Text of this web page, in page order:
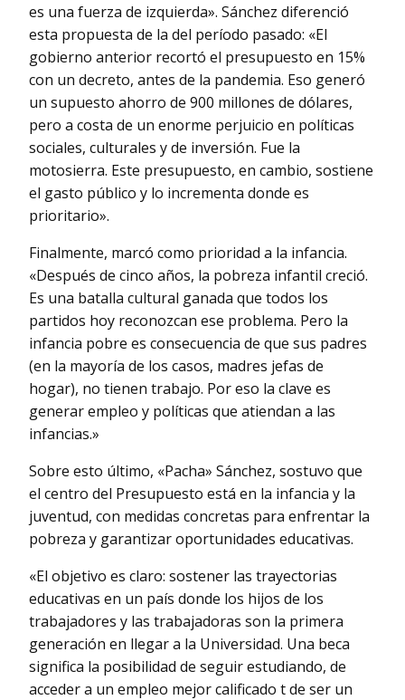
es una fuerza de izquierda». Sánchez diferenció
esta propuesta de la del período pasado: «El
gobierno anterior recortó el presupuesto en 15%
con un decreto, antes de la pandemia. Eso generó
un supuesto ahorro de 900 millones de dólares,
pero a costa de un enorme perjuicio en políticas
sociales, culturales y de inversión. Fue la
motosierra. Este presupuesto, en cambio, sostiene
el gasto público y lo incrementa donde es
prioritario».
Finalmente, marcó como prioridad a la infancia.
«Después de cinco años, la pobreza infantil creció.
Es una batalla cultural ganada que todos los
partidos hoy reconozcan ese problema. Pero la
infancia pobre es consecuencia de que sus padres
(en la mayoría de los casos, madres jefas de
hogar), no tienen trabajo. Por eso la clave es
generar empleo y políticas que atiendan a las
infancias.»
Sobre esto último, «Pacha» Sánchez, sostuvo que
el centro del Presupuesto está en la infancia y la
juventud, con medidas concretas para enfrentar la
pobreza y garantizar oportunidades educativas.
«El objetivo es claro: sostener las trayectorias
educativas en un país donde los hijos de los
trabajadores y las trabajadoras son la primera
generación en llegar a la Universidad. Una beca
significa la posibilidad de seguir estudiando, de
acceder a un empleo mejor calificado t de ser un